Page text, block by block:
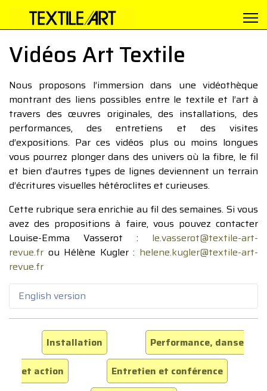
Vidéos Art Textile
Nous proposons l’immersion dans une vidéothèque
montrant des liens possibles entre le textile et l’art à
travers des œuvres originales, des installations, des
performances, des entretiens et des visites
d’expositions. Par ces vidéos plus ou moins longues
vous pourrez plonger dans des univers où la fibre, le fil
et bien d’autres types de lignes deviennent un terrain
d’écritures visuelles hétéroclites et curieuses.
Cette rubrique sera enrichie au fil des semaines. Si vous
avez des propositions à faire, vous pouvez contacter
Louise-Emma Vasserot : le.vasserot@textile-art-
revue.fr ou Hélène Kugler : helene.kugler@textile-art-
revue.fr
English version
Installation
Performance, danse
et action
Entretien et conférence